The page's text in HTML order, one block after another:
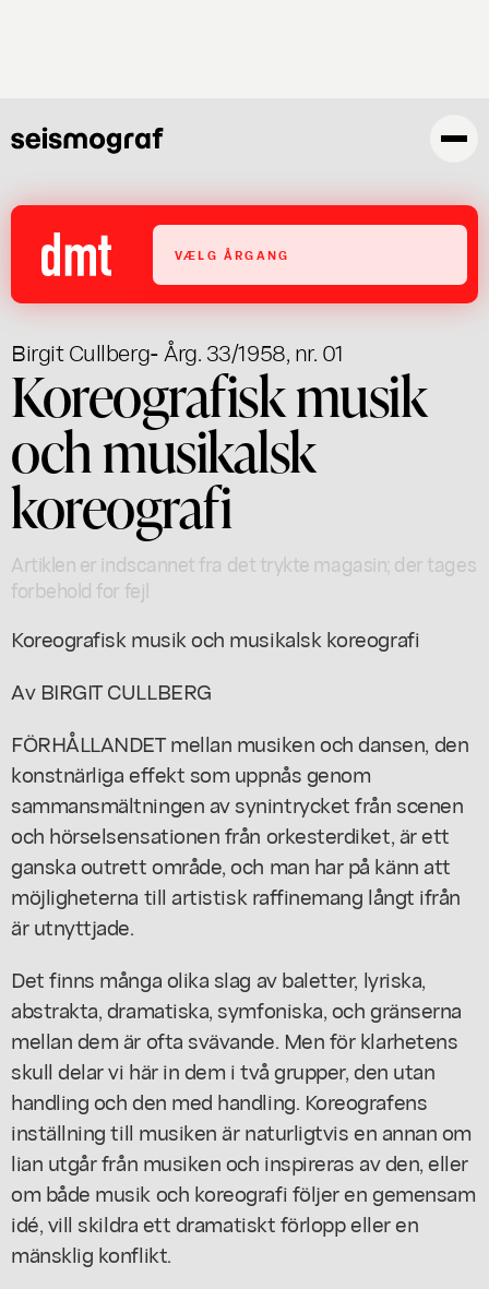
VÆLG ÅRGANG
Birgit Cullberg- Årg. 33/1958, nr. 01
Koreografisk musik
och musikalsk
koreografi
Artiklen er indscannet fra det trykte magasin; der tages
forbehold for fejl
Koreografisk musik och musikalsk koreografi
Av BIRGIT CULLBERG
FÖRHÅLLANDET mellan musiken och dansen, den
konstnärliga effekt som uppnås genom
sammansmältningen av synintrycket från scenen
och hörselsensationen från orkesterdiket, är ett
ganska outrett område, och man har på känn att
möjligheterna till artistisk raffinemang långt ifrån
är utnyttjade.
Det finns många olika slag av baletter, lyriska,
abstrakta, dramatiska, symfoniska, och gränserna
mellan dem är ofta svävande. Men för klarhetens
skull delar vi här in dem i två grupper, den utan
handling och den med handling. Koreografens
inställning till musiken är naturligtvis en annan om
lian utgår från musiken och inspireras av den, eller
om både musik och koreografi följer en gemensam
idé, vill skildra ett dramatiskt förlopp eller en
mänsklig konflikt.